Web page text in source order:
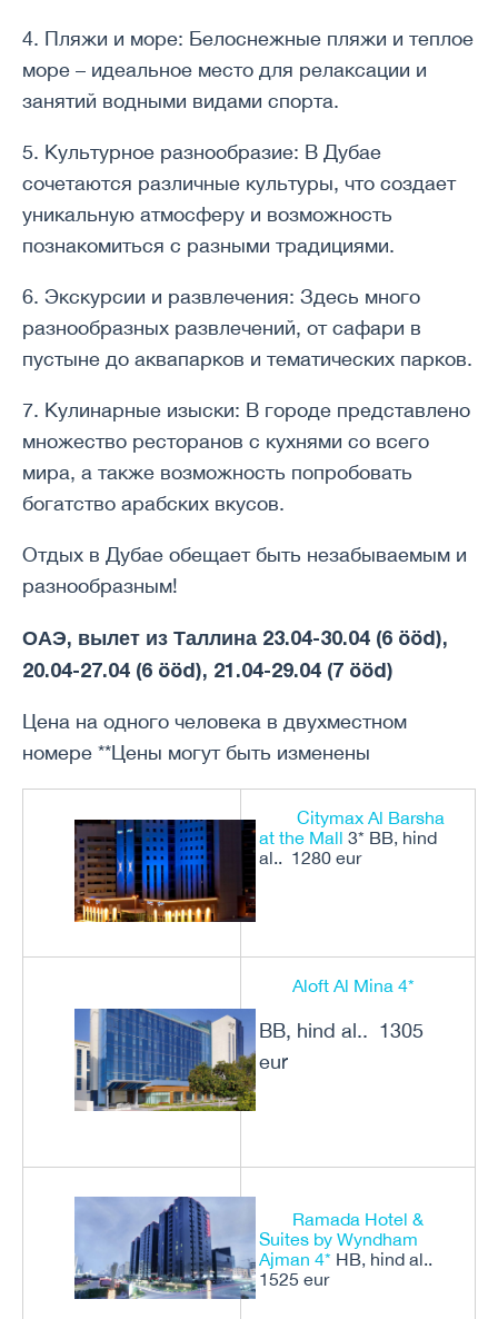
4. Пляжи и море: Белоснежные пляжи и теплое
море – идеальное место для релаксации и
занятий водными видами спорта.
5. Культурное разнообразие: В Дубае
сочетаются различные культуры, что создает
уникальную атмосферу и возможность
познакомиться с разными традициями.
6. Экскурсии и развлечения: Здесь много
разнообразных развлечений, от сафари в
пустыне до аквапарков и тематических парков.
7. Кулинарные изыски: В городе представлено
множество ресторанов с кухнями со всего
мира, а также возможность попробовать
богатство арабских вкусов.
Отдых в Дубае обещает быть незабываемым и
разнообразным!
ОАЭ, вылет из Таллина 23.04-30.04 (6 ööd),
20.04-27.04 (6 ööd), 21.04-29.04 (7 ööd)
Цена на одного человека в двухместном
номере **Цены могут быть изменены
Citymax Al Barsha
at the Mall 3* BB, hind
al.. 1280 eur
Aloft Al Mina 4*
BB, hind al.. 1305
eur
Ramada Hotel &
Suites by Wyndham
Ajman 4* HB, hind al..
1525 eur